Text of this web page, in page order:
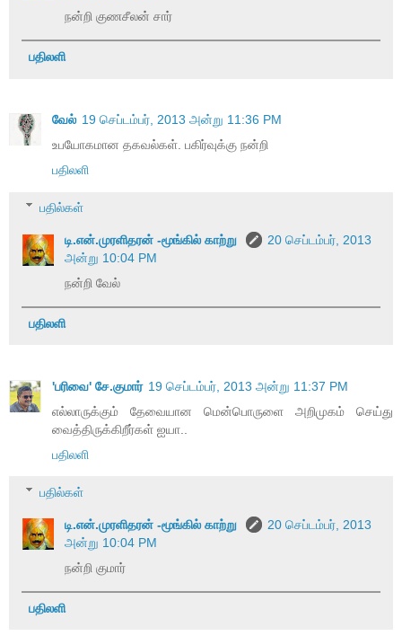
நன்றி குணசீலன் சார்
பதிலளி
வேல் 19 செப்டம்பர், 2013 அன்று 11:36 PM
உபயோகமான தகவல்கள். பகிர்வுக்கு நன்றி
பதிலளி
பதில்கள்
டி.என்.முரளிதரன் -மூங்கில் காற்று
20 செப்டம்பர், 2013
அன்று 10:04 PM
நன்றி வேல்
பதிலளி
'பரிவை' சே.குமார் 19 செப்டம்பர், 2013 அன்று 11:37 PM
எல்லாருக்கும் தேவையான மென்பொருளை அறிமுகம் செய்து
வைத்திருக்கிறீர்கள் ஐயா..
பதிலளி
பதில்கள்
டி.என்.முரளிதரன் -மூங்கில் காற்று
20 செப்டம்பர், 2013
அன்று 10:04 PM
நன்றி குமார்
பதிலளி